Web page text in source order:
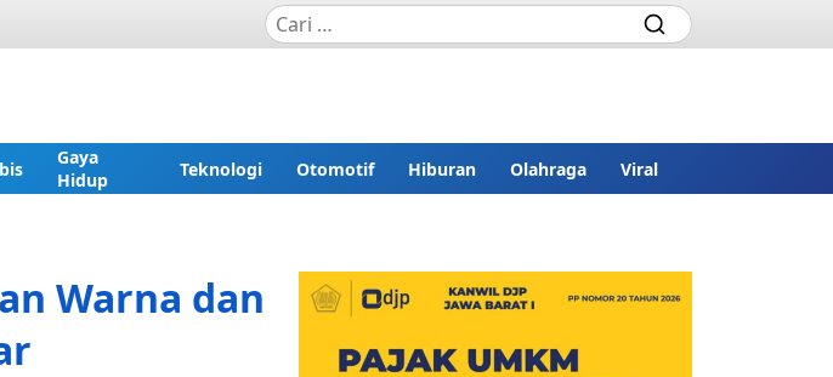
Gaya
Hidup
Teknologi Otomotif Hiburan Olahraga Viral
Warna dan